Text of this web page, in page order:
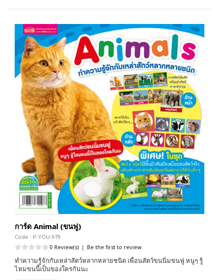
การ์ด Animal (ขนฟู)
Code : P-YOU-979
0 Review(s) | Be the first to review
ทำความรู้จักกับเหล่าสัตว์หลากหลายชนิด เพื่อนสัตว์ขนนิ่มขนฟู หนูๆ รู้
ไหมขนนี้เป็นของใครกันนะ